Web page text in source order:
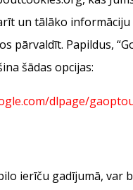
un tālāko
pārvaldīt. Papildus,
šādas opcijas:
dlpage/
ierīču gadījumā, var